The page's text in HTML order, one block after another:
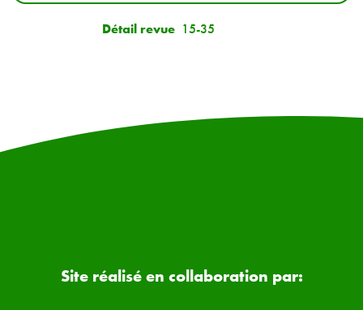
Détail revue 15-35
Site réalisé en collaboration par: